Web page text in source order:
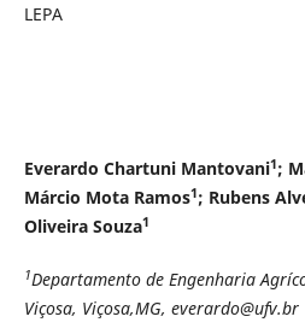
LEPA
Everardo Chartuni Mantovani1;
Márcio Mota Ramos1; Rubens
Oliveira Souza1
1Departamento de Engenharia
Viçosa, Viçosa,MG, everardo@ufv.br